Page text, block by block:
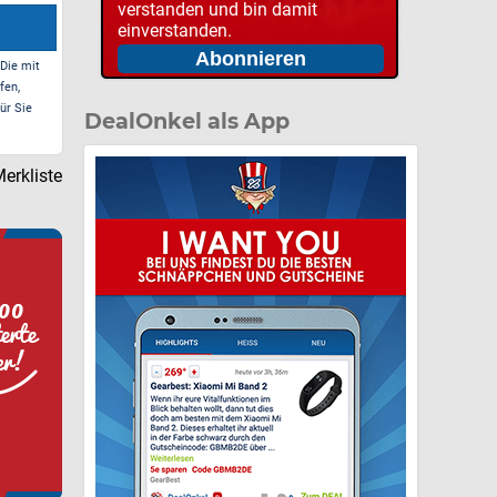
mit
Sie
verstanden und bin damit
einverstanden.
DealOnkel als App